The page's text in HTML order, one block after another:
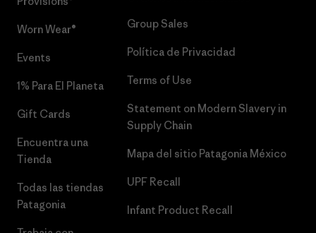
Worn Wear®
Events
1% Para El Planeta
Gift Cards
Encuentra una
Tienda
Todas las tiendas
Patagonia
Group Sales
Política de Privacidad
Terms of Use
Statement on Modern Slavery in
Supply Chain
Mapa del sitio Patagonia México
UPF Recall
Infant Product Recall